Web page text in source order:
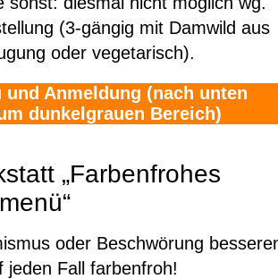
(3-gängig mit Damwild aus
oder vegetarisch).
und Anmeldung (nach unten
dunkelgrauen Bereich)
„Farbenfrohes
oder Beschwörung
jeden Fall farbenfroh!